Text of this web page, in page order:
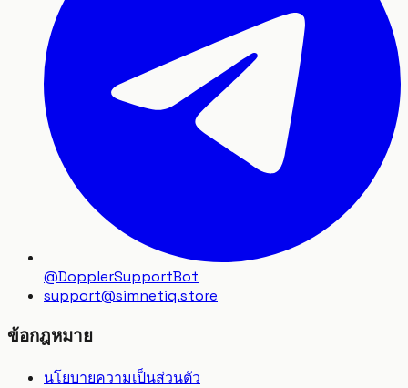
@DopplerSupportBot
support@simnetiq.store
ข้อกฎหมาย
นโยบายความเป็นส่วนตัว